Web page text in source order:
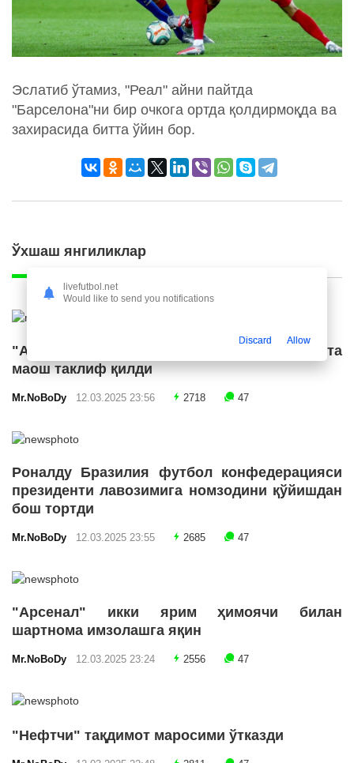
Эслатиб ўтамиз, "Реал" айни пайтда
"Барселона"ни бир очкога ортда қолдирмоқда ва
захирасида битта ўйин бор.
Ўхшаш янгиликлар
"Ал Ҳилол" "Ливерпуль" етакчисига катта
маош таклиф қилди
Mr.NoBoDy 12.03.2025 23:56 2718 47
Роналду Бразилия футбол конфедерацияси
президенти лавозимига номзодини қўйишдан
бош тортди
Mr.NoBoDy 12.03.2025 23:55 2685 47
"Арсенал" икки ярим ҳимоячи билан
шартнома имзолашга яқин
Mr.NoBoDy 12.03.2025 23:24 2556 47
"Нефтчи" тақдимот маросими ўтказди
livefutbol.net
Would like to send you notifications
Discard Allow